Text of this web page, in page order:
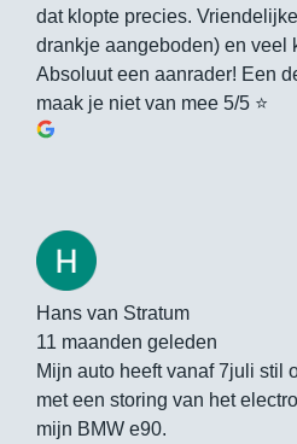
dat klopte precies.
drankje aangeboden) en veel
Absoluut een aanrader! Een
maak je niet van mee 5/5 ⭐️
Hans van Stratum
11 maanden geleden
Mijn auto heeft vanaf 7juli stil
met een storing van het
mijn BMW e90.